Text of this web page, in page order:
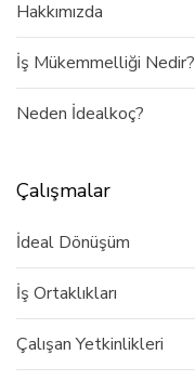
Hakkımızda
İş Mükemmelliği Nedir?
Neden İdealkoç?
Çalışmalar
İdeal Dönüşüm
İş Ortaklıkları
Çalışan Yetkinlikleri